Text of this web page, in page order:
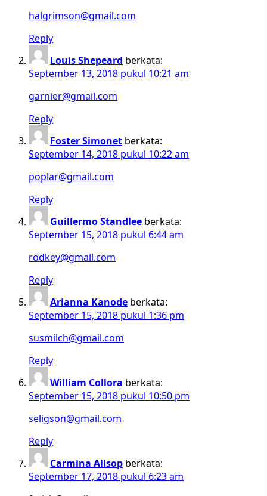
halgrimson@gmail.com
Reply
Louis Shepeard berkata:
September 13, 2018 pukul 10:21 am
garnier@gmail.com
Reply
Foster Simonet berkata:
September 14, 2018 pukul 10:22 am
poplar@gmail.com
Reply
Guillermo Standlee berkata:
September 15, 2018 pukul 6:44 am
rodkey@gmail.com
Reply
Arianna Kanode berkata:
September 15, 2018 pukul 1:36 pm
susmilch@gmail.com
Reply
William Collora berkata:
September 15, 2018 pukul 10:50 pm
seligson@gmail.com
Reply
Carmina Allsop berkata:
September 17, 2018 pukul 6:23 am